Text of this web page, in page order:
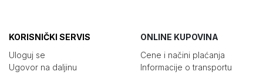
KORISNIČKI SERVIS
Uloguj se
Ugovor na daljinu
ONLINE KUPOVINA
Cene i načini plaćanja
Informacije o transportu